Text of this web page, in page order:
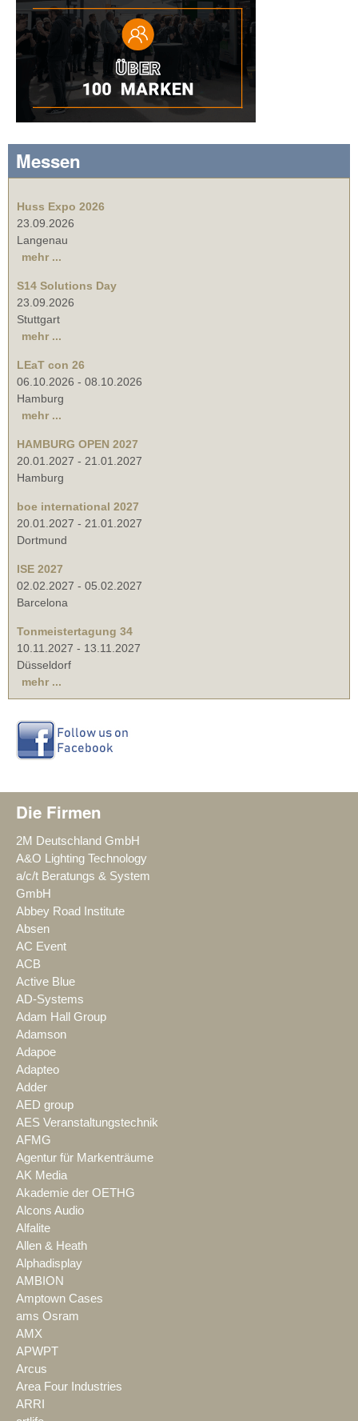
Messen
Huss Expo 2026
23.09.2026
Langenau
mehr ...
S14 Solutions Day
23.09.2026
Stuttgart
mehr ...
LEaT con 26
06.10.2026 - 08.10.2026
Hamburg
mehr ...
HAMBURG OPEN 2027
20.01.2027 - 21.01.2027
Hamburg
boe international 2027
20.01.2027 - 21.01.2027
Dortmund
ISE 2027
02.02.2027 - 05.02.2027
Barcelona
Tonmeistertagung 34
10.11.2027 - 13.11.2027
Düsseldorf
mehr ...
Die Firmen
2M Deutschland GmbH
A&O Lighting Technology
a/c/t Beratungs & System
GmbH
Abbey Road Institute
Absen
AC Event
ACB
Active Blue
AD-Systems
Adam Hall Group
Adamson
Adapoe
Adapteo
Adder
AED group
AES Veranstaltungstechnik
AFMG
Agentur für Markenträume
AK Media
Akademie der OETHG
Alcons Audio
Alfalite
Allen & Heath
Alphadisplay
AMBION
Amptown Cases
ams Osram
AMX
APWPT
Arcus
Area Four Industries
ARRI